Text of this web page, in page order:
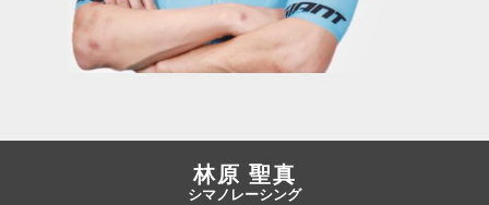
林原 聖真
シマノレーシング